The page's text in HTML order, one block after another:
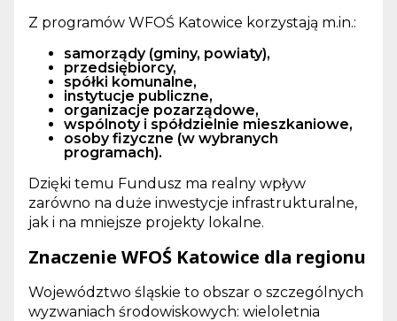
Z programów WFOŚ Katowice korzystają m.in.:
samorządy (gminy, powiaty),
przedsiębiorcy,
spółki komunalne,
instytucje publiczne,
organizacje pozarządowe,
wspólnoty i spółdzielnie mieszkaniowe,
osoby fizyczne (w wybranych
programach).
Dzięki temu Fundusz ma realny wpływ
zarówno na duże inwestycje infrastrukturalne,
jak i na mniejsze projekty lokalne.
Znaczenie WFOŚ Katowice dla regionu
Województwo śląskie to obszar o szczególnych
wyzwaniach środowiskowych: wieloletnia